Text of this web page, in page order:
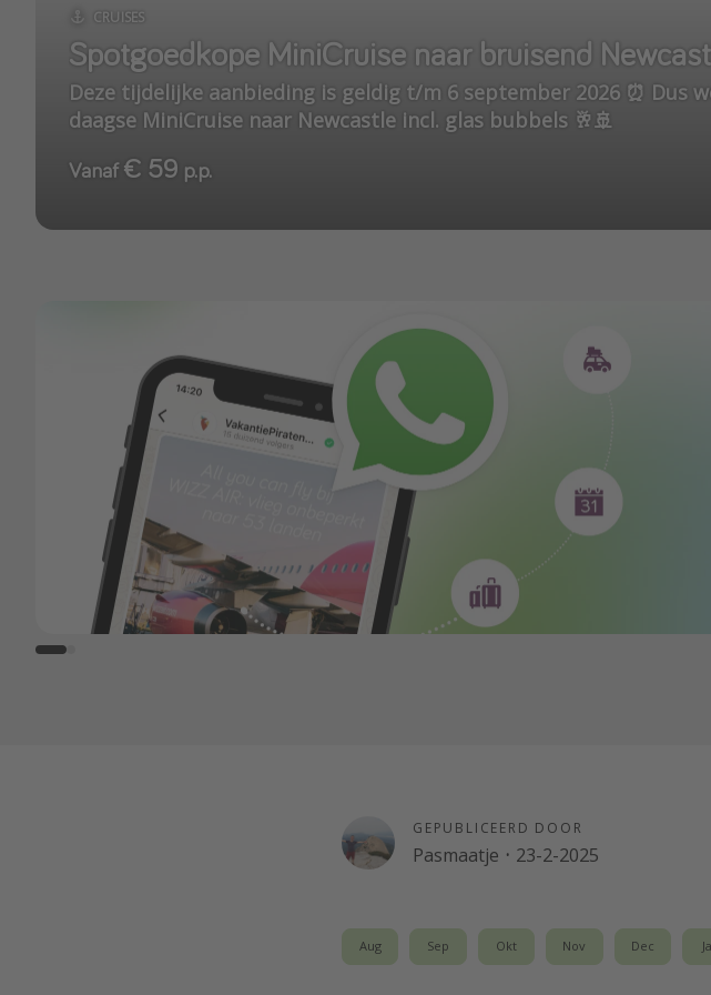
CRUISES
Spotgoedkope MiniCruise naar bruisend
Deze tijdelijke aanbieding is geldig t/m 6 september 2026 ⏰ Dus
daagse MiniCruise naar Newcastle incl. glas bubbels 🥂🚢
Vanaf€ 59 p.p.
GEPUBLICEERD DOOR
Pasmaatje · 23-2-2025
Aug Sep Okt Nov Dec